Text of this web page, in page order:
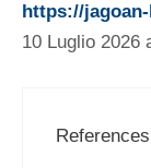
https://
10 Luglio 2026